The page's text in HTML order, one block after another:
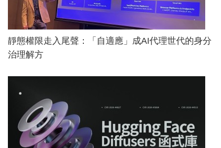
靜態權限走入尾聲：「自適應」成AI代理世代的身分
治理解方